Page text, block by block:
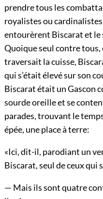
prendre tous les
royalistes ou
entourèrent Biscarat et le
Quoique seul contre tous,
traversait la cuisse,
qui s’était élevé sur son
Biscarat était un Gascon
sourde oreille et se
parades, trouvant le
épée, une place à terre:
«Ici, dit-il, parodiant un
Biscarat, seul de ceux qui
— Mais ils sont quatre